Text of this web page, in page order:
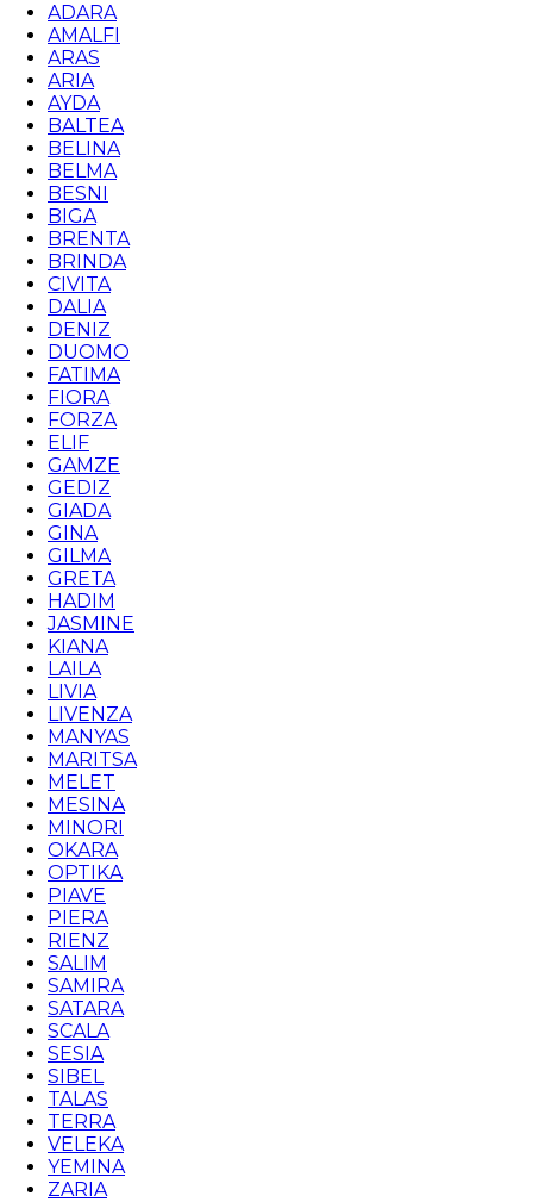
ADARA
AMALFI
ARAS
ARIA
AYDA
BALTEA
BELINA
BELMA
BESNI
BIGA
BRENTA
BRINDA
CIVITA
DALIA
DENIZ
DUOMO
FATIMA
FIORA
FORZA
ELIF
GAMZE
GEDIZ
GIADA
GINA
GILMA
GRETA
HADIM
JASMINE
KIANA
LAILA
LIVIA
LIVENZA
MANYAS
MARITSA
MELET
MESINA
MINORI
OKARA
OPTIKA
PIAVE
PIERA
RIENZ
SALIM
SAMIRA
SATARA
SCALA
SESIA
SIBEL
TALAS
TERRA
VELEKA
YEMINA
ZARIA